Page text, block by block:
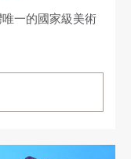
一的國家級美術